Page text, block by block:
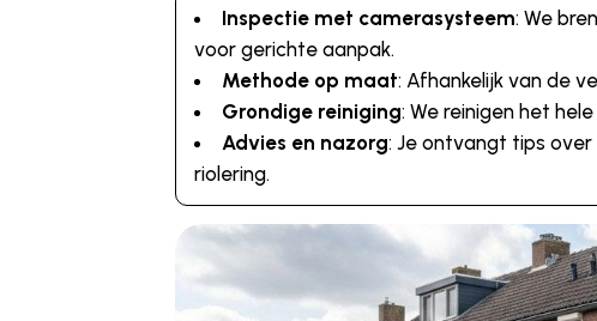
Inspectie met camerasysteem: We
voor gerichte aanpak.
Methode op maat: Afhankelijk van de
Grondige reiniging: We reinigen het
Advies en nazorg: Je ontvangt tips
riolering.